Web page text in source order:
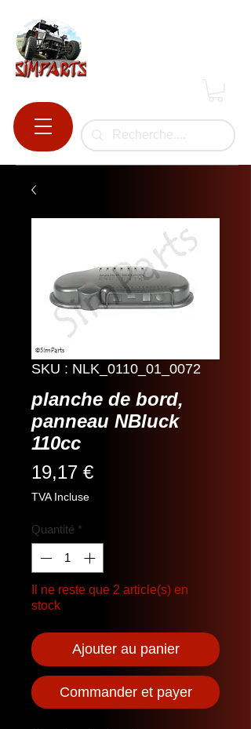
SKU : NLK_0110_01_0072
planche de bord,
panneau NBluck
110cc
19,17 €Prix
TVA Incluse
Quantité *
Il ne reste que 2 article(s) en
stock
Ajouter au panier
Commander et payer